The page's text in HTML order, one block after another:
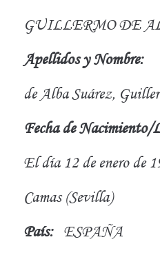
GUILLERMO DE
Apellidos y Nombre:
de Alba Suárez,
Fecha de
El día 12 de enero de
Camas (Sevilla)
País:ESPAÑA